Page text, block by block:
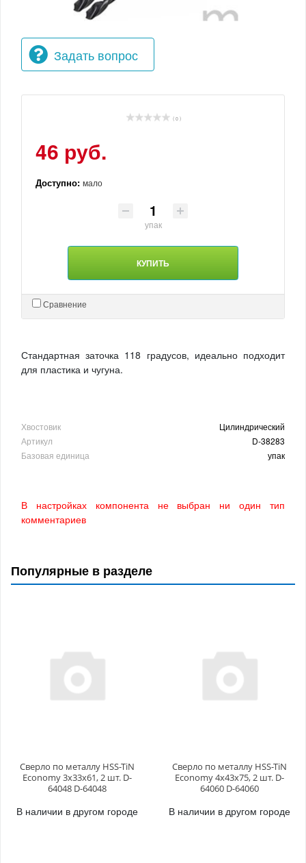
Задать вопрос
( 0 )
46 руб.
Доступно: мало
упак
КУПИТЬ
Сравнение
Стандартная заточка 118 градусов, идеально подходит
для пластика и чугуна.
Хвостовик
Цилиндрический
Артикул
D-38283
Базовая единица
упак
В настройках компонента не выбран ни один тип
комментариев
Популярные в разделе
Сверло по металлу HSS-TiN
Economy 3х33x61, 2 шт. D-
64048 D-64048
В наличии в другом городе
Сверло по металлу HSS-TiN
Economy 4х43x75, 2 шт. D-
64060 D-64060
В наличии в другом городе